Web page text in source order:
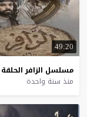
49:20
مسلسل الزافر الحلقة
منذ سنة واحدة